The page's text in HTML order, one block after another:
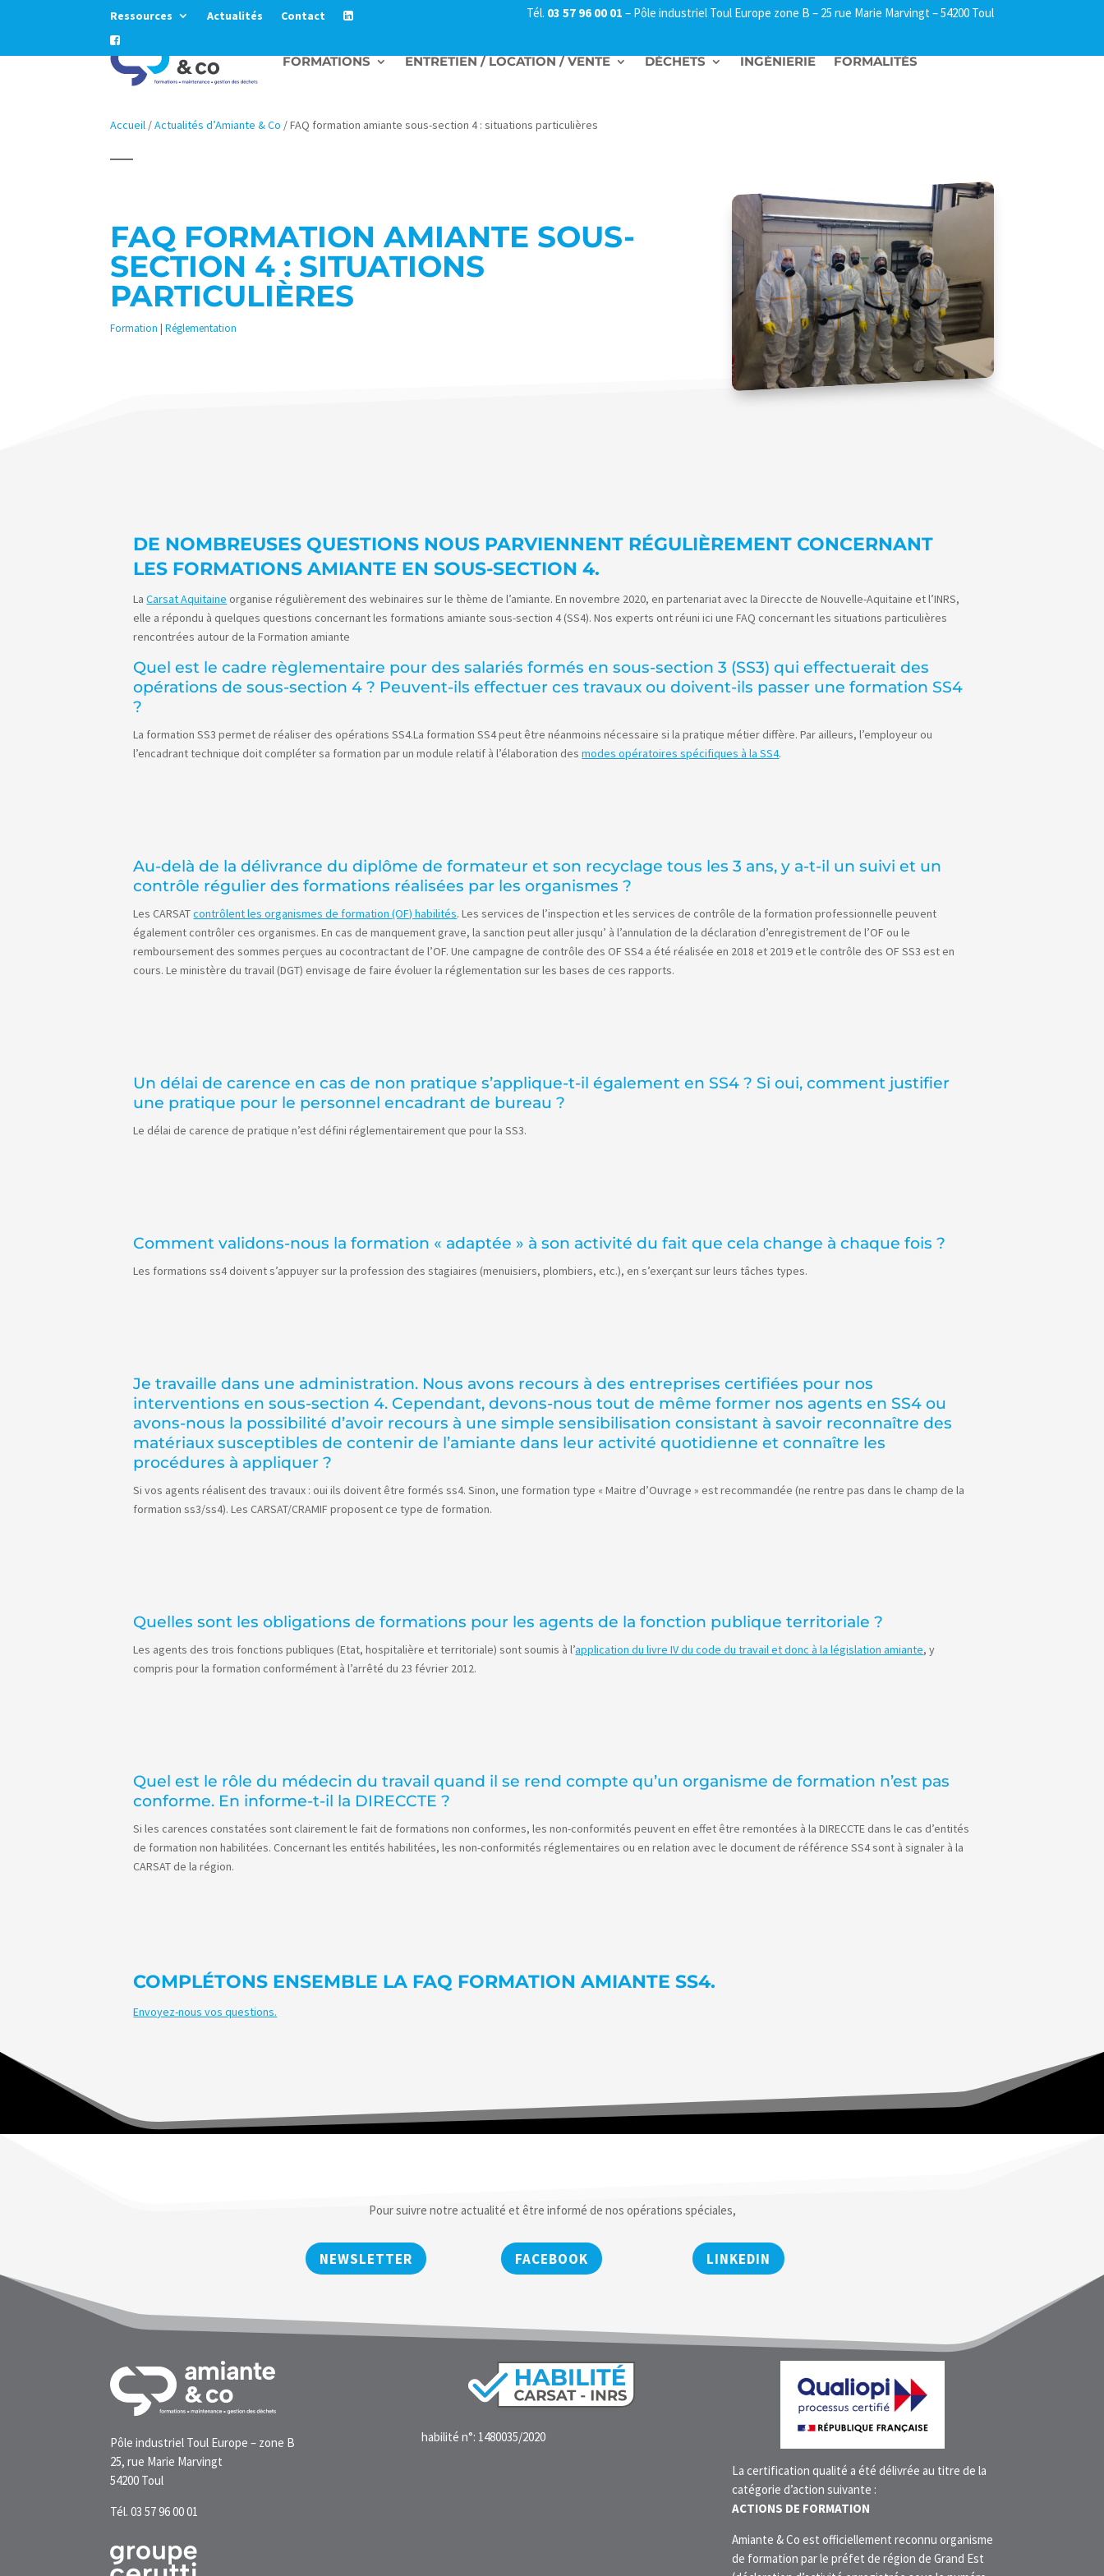
Ressources Actualités Contact Tél. 03 57 96 00 01 – Pôle industriel Toul Europe zone B – 25 rue Marie Marvingt – 54200 Toul
FORMATIONS ENTRETIEN / LOCATION / VENTE DÉCHETS INGÉNIERIE FORMALITÉS
Accueil /Actualités d’Amiante & Co /FAQ formation amiante sous-section 4 : situations particulières
FAQ FORMATION AMIANTE SOUS-
SECTION 4 : SITUATIONS
PARTICULIÈRES
Formation |Réglementation
DE NOMBREUSES QUESTIONS NOUS PARVIENNENT RÉGULIÈREMENT CONCERNANT
LES FORMATIONS AMIANTE EN SOUS-SECTION 4.
LaCarsat Aquitaine organise régulièrement des webinaires sur le thème de l’amiante. En novembre 2020, en partenariat avec la Direccte de Nouvelle-Aquitaine et l’INRS,
elle a répondu à quelques questions concernant les formations amiante sous-section 4 (SS4). Nos experts ont réuni ici une FAQ concernant les situations particulières
rencontrées autour de la Formation amiante
Quel est le cadre règlementaire pour des salariés formés en sous-section 3 (SS3) qui effectuerait des
opérations de sous-section 4 ? Peuvent-ils effectuer ces travaux ou doivent-ils passer une formation SS4
?
La formation SS3 permet de réaliser des opérations SS4.La formation SS4 peut être néanmoins nécessaire si la pratique métier diffère. Par ailleurs, l’employeur ou
l’encadrant technique doit compléter sa formation par un module relatif à l’élaboration desmodes opératoires spécifiques à la SS4.
Au-delà de la délivrance du diplôme de formateur et son recyclage tous les 3 ans, y a-t-il un suivi et un
contrôle régulier des formations réalisées par les organismes ?
Les CARSATcontrôlent les organismes de formation (OF) habilités. Les services de l’inspection et les services de contrôle de la formation professionnelle peuvent
également contrôler ces organismes. En cas de manquement grave, la sanction peut aller jusqu’ à l’annulation de la déclaration d’enregistrement de l’OF ou le
remboursement des sommes perçues au cocontractant de l’OF. Une campagne de contrôle des OF SS4 a été réalisée en 2018 et 2019 et le contrôle des OF SS3 est en
cours. Le ministère du travail (DGT) envisage de faire évoluer la réglementation sur les bases de ces rapports.
Un délai de carence en cas de non pratique s’applique-t-il également en SS4 ? Si oui, comment justifier
une pratique pour le personnel encadrant de bureau ?
Le délai de carence de pratique n’est défini réglementairement que pour la SS3.
Comment validons-nous la formation « adaptée » à son activité du fait que cela change à chaque fois ?
Les formations ss4 doivent s’appuyer sur la profession des stagiaires (menuisiers, plombiers, etc.), en s’exerçant sur leurs tâches types.
Je travaille dans une administration. Nous avons recours à des entreprises certifiées pour nos
interventions en sous-section 4. Cependant, devons-nous tout de même former nos agents en SS4 ou
avons-nous la possibilité d’avoir recours à une simple sensibilisation consistant à savoir reconnaître des
matériaux susceptibles de contenir de l’amiante dans leur activité quotidienne et connaître les
procédures à appliquer ?
Si vos agents réalisent des travaux : oui ils doivent être formés ss4. Sinon, une formation type « Maitre d’Ouvrage » est recommandée (ne rentre pas dans le champ de la
formation ss3/ss4). Les CARSAT/CRAMIF proposent ce type de formation.
Quelles sont les obligations de formations pour les agents de la fonction publique territoriale ?
Les agents des trois fonctions publiques (Etat, hospitalière et territoriale) sont soumis à l’application du livre IV du code du travail et donc à la législation amiante, y
compris pour la formation conformément à l’arrêté du 23 février 2012.
Quel est le rôle du médecin du travail quand il se rend compte qu’un organisme de formation n’est pas
conforme. En informe-t-il la DIRECCTE ?
Si les carences constatées sont clairement le fait de formations non conformes, les non-conformités peuvent en effet être remontées à la DIRECCTE dans le cas d’entités
de formation non habilitées. Concernant les entités habilitées, les non-conformités réglementaires ou en relation avec le document de référence SS4 sont à signaler à la
CARSAT de la région.
COMPLÉTONS ENSEMBLE LA FAQ FORMATION AMIANTE SS4.
Envoyez-nous vos questions.
Pour suivre notre actualité et être informé de nos opérations spéciales,
NEWSLETTER FACEBOOK LINKEDIN
Pôle industriel Toul Europe – zone B
25, rue Marie Marvingt
54200 Toul
Tél. 03 57 96 00 01
habilité n°: 1480035/2020
La certification qualité a été délivrée au titre de la
catégorie d’action suivante :
ACTIONS DE FORMATION
Amiante & Co est officiellement reconnu organisme
de formation par le préfet de région de Grand Est